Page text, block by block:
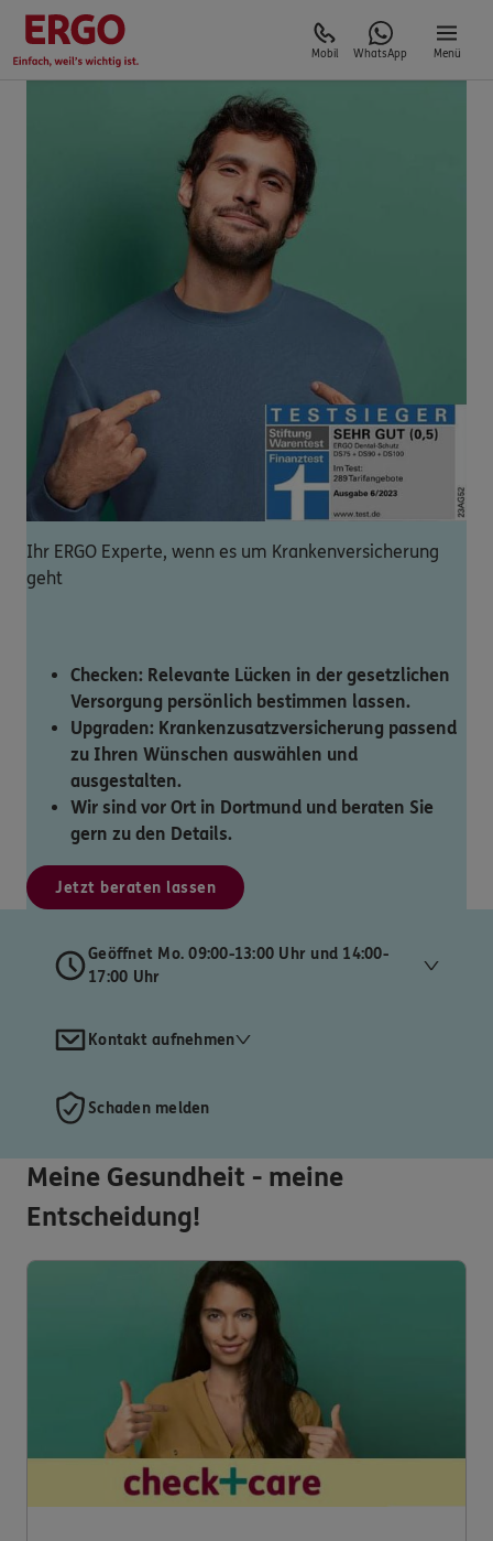
Mobil WhatsApp Menü
Ihr ERGO Experte, wenn es um Krankenversicherung
geht
Checken: Relevante Lücken in der gesetzlichen
Versorgung persönlich bestimmen lassen.
Upgraden: Krankenzusatzversicherung passend
zu Ihren Wünschen auswählen und
ausgestalten.
Wir sind vor Ort in Dortmund und beraten Sie
gern zu den Details.
Jetzt beraten lassen
Geöffnet Mo. 09:00-13:00 Uhr und 14:00-
17:00 Uhr
Kontakt aufnehmen
Schaden melden
Meine Gesundheit - meine
Entscheidung!